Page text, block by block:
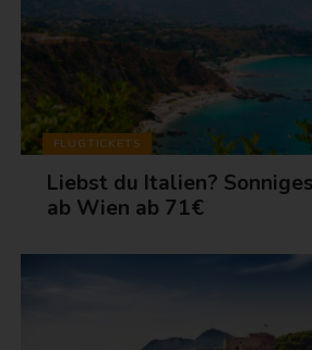
FLUGTICKETS
Liebst du Italien?
ab Wien ab 71€